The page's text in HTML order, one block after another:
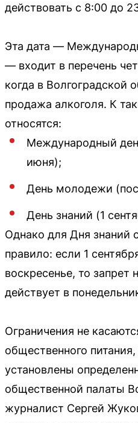
действовать с 8:00 до
Эта дата —
— входит в перечень
когда в Волгоградской
продажа алкоголя. К
относятся:
Международный
июня);
День молодежи
День знаний (1
Однако для Дня знаний
правило: если 1
воскресенье, то запрет
действует в
Ограничения не
общественного
установлены
общественной палаты
журналист Сергей